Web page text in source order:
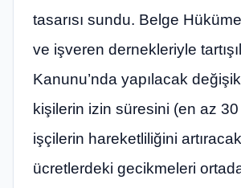
tasarısı sundu. Belge
ve işveren dernekleriyle
Kanunu’nda yapılacak
kişilerin izin süresini (en az
işçilerin hareketliliğini
ücretlerdeki gecikmeleri